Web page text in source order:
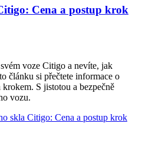
Cena a postup krok
voze Citigo a nevíte, jak
článku si přečtete informace o
S jistotou a bezpečně
vozu.
skla Citigo: Cena a postup krok